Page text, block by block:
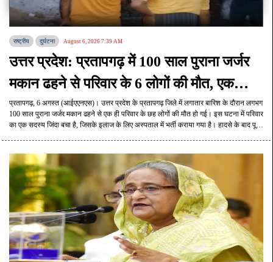
राष्ट्रीय दुर्घटना August 6, 2026 7:39 AM
उत्तर प्रदेश: प्रतापगढ़ में 100 साल पुराना जर्जर
मकान ढहने से परिवार के 6 लोगों की मौत, एक
युवक जिंदा बचा
प्रतापगढ़, 6 अगस्त (आईएएनएस)। उत्तर प्रदेश के प्रतापगढ़ जिले में लगातार बारिश के दौरान लगभग
100 साल पुराना जर्जर मकान ढहने से एक ही परिवार के छह लोगों की मौत हो गई। इस घटना में परिवार
का एक सदस्य जिंदा बचा है, जिसके इलाज के लिए अस्पताल में भर्ती कराया गया है। हादसे के बाद पूरे